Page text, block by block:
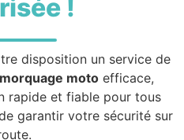
!
disposition un service de
motoefficace,
rapide et fiable pour tous
garantir votre sécurité sur